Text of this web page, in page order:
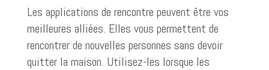
Les applications de rencontre peuvent être vos
meilleures alliées. Elles vous permettent de
rencontrer de nouvelles personnes sans devoir
quitter la maison. Utilisez-les lorsque les